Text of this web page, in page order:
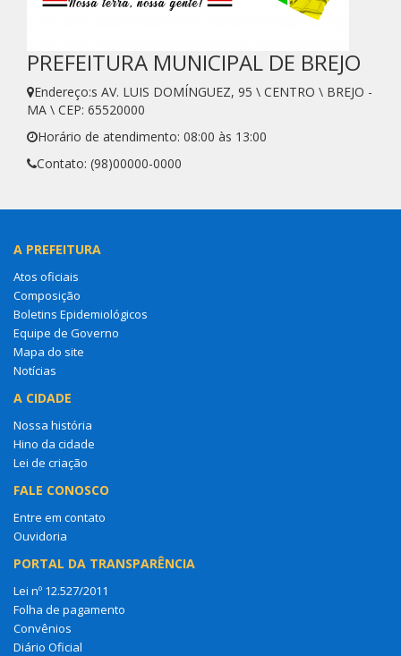
PREFEITURA MUNICIPAL DE BREJO
Endereço:s AV. LUIS DOMÍNGUEZ, 95 \ CENTRO \ BREJO -
MA \ CEP: 65520000
Horário de atendimento: 08:00 às 13:00
Contato: (98)00000-0000
A PREFEITURA
Atos oficiais
Composição
Boletins Epidemiológicos
Equipe de Governo
Mapa do site
Notícias
A CIDADE
Nossa história
Hino da cidade
Lei de criação
FALE CONOSCO
Entre em contato
Ouvidoria
PORTAL DA TRANSPARÊNCIA
Lei nº 12.527/2011
Folha de pagamento
Convênios
Diário Oficial